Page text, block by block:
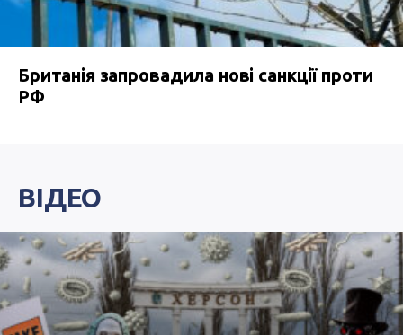
Британія запровадила нові санкції проти
РФ
ВІДЕО